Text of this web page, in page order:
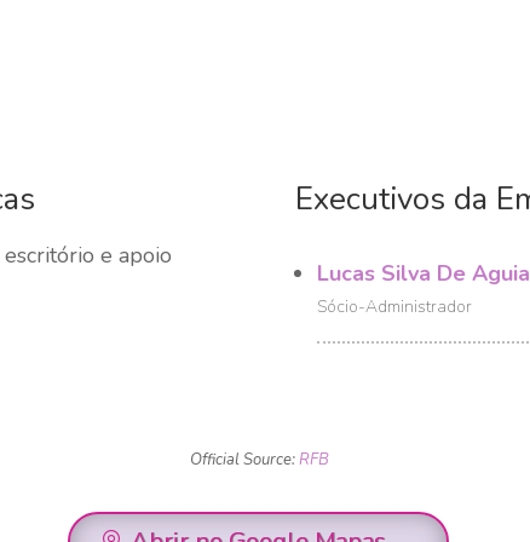
e apoio
Executivos da
Lucas Silva De
Sócio-Administrador
Official Source:RFB